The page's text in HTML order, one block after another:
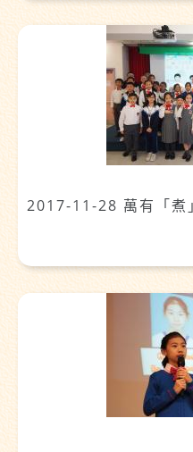
2017-11-28 萬有「煮